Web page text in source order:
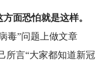
面恐怕就是这样。
毒”问题上做文章
所言“大家都知道新冠